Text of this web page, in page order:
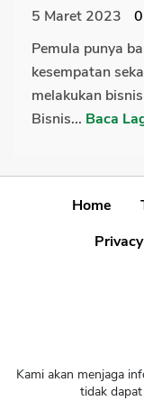
5 Maret 2023 0
Pemula punya
kesempatan
melakukan
Bisnis... Baca
Home
Kami akan menjaga
tidak